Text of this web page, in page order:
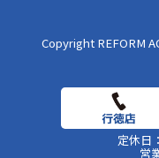
Copyright REFORM
定休日
営